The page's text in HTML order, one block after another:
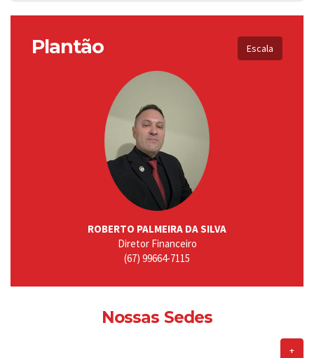
Plantão Escala
ROBERTO PALMEIRA DA SILVA
Diretor Financeiro
(67) 99664-7115
Nossas Sedes
+